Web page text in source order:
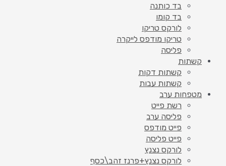
בד כותנה
בד קומו
לורקס טריקו
טריקו מודפס לייקרה
פליסה
קשתות
קשתות דקות
קשתות עבות
מטפחות ערב
רשת פייט
פליסה ערב
פייט מודפס
פייט פליסה
לורקס נצנץ
לורקס נצנץ+פרנז זהב\כסף